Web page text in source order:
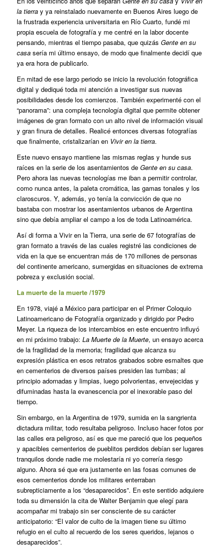
la tierray ya reinstalado nuevamente en Buenos Aires luego de
la frustrada experiencia universitaria en Río Cuarto, fundé mi
propia escuela de fotografía y me centré en la labor docente
pensando, mientras el tiempo pasaba, que quizás Gente en su
casasería mi último ensayo, de modo que finalmente decidí que
ya era hora de publicarlo.
En mitad de ese largo periodo se inicio la revolución fotográfica
digital y dediqué toda mi atención a investigar sus nuevas
posibilidades desde los comienzos. También experimenté con el
“panorama”: una compleja tecnología digital que permite obtener
imágenes de gran formato con un alto nivel de información visual
y gran finura de detalles. Realicé entonces diversas fotografías
que finalmente, cristalizarían en Vivir en la tierra.
Este nuevo ensayo mantiene las mismas reglas y hunde sus
raíces en la serie de los asentamientos de Gente en su casa.
Pero ahora las nuevas tecnologías me iban a permitir controlar,
como nunca antes, la paleta cromática, las gamas tonales y los
claroscuros. Y, además, yo tenía la convicción de que no
bastaba con mostrar los asentamientos urbanos de Argentina
sino que debía ampliar el campo a los de toda Latinoamérica.
Así di forma a Vivir en la Tierra, una serie de 67 fotografías de
gran formato a través de las cuales registré las condiciones de
vida en la que se encuentran más de 170 millones de personas
del continente americano, sumergidas en situaciones de extrema
pobreza y exclusión social.
La muerte de la muerte /1979
En 1978, viajé a México para participar en el Primer Coloquio
Latinoamericano de Fotografía organizado y dirigido por Pedro
Meyer. La riqueza de los intercambios en este encuentro influyó
en mi próximo trabajo: La Muerte de la Muerte, un ensayo acerca
de la fragilidad de la memoria; fragilidad que alcanza su
expresión plástica en esos retratos grabados sobre esmaltes que
en cementerios de diversos países presiden las tumbas; al
principio adornadas y limpias, luego polvorientas, envejecidas y
difuminadas hasta la evanescencia por el inexorable paso del
tiempo.
Sin embargo, en la Argentina de 1979, sumida en la sangrienta
dictadura militar, todo resultaba peligroso. Incluso hacer fotos por
las calles era peligroso, así es que me pareció que los pequeños
y apacibles cementerios de pueblitos perdidos debían ser lugares
tranquilos donde nadie me molestaría ni yo correría riesgo
alguno. Ahora sé que era justamente en las fosas comunes de
esos cementerios donde los militares enterraban
subrepticiamente a los “desaparecidos”. En este sentido adquiere
toda su dimensión la cita de Walter Benjamin que elegí para
acompañar mi trabajo sin ser consciente de su carácter
anticipatorio: “El valor de culto de la imagen tiene su último
refugio en el culto al recuerdo de los seres queridos, lejanos o
desaparecidos”.